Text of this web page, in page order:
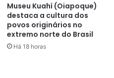
Museu Kuahí (Oiapoque)
destaca a cultura dos
povos originários no
extremo norte do Brasil
Há 18 horas